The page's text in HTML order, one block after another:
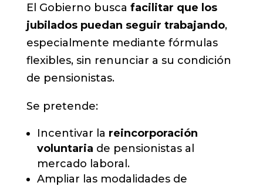
El Gobierno busca facilitar que los
jubilados puedan seguir trabajando,
especialmente mediante fórmulas
flexibles, sin renunciar a su condición
de pensionistas.
Se pretende:
Incentivar la reincorporación
voluntaria de pensionistas al
mercado laboral.
Ampliar las modalidades de